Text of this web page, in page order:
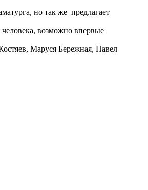
но так же предлагает
возможно впервые
Маруся Бережная, Павел